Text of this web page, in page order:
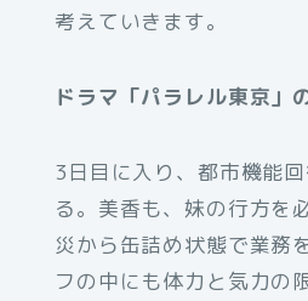
考えていきます。
ドラマ「パラレル東京」
3日目に入り、都市機能
る。美香も、妹の行方を
災から缶詰め状態で業務
フの中にも体力と気力の